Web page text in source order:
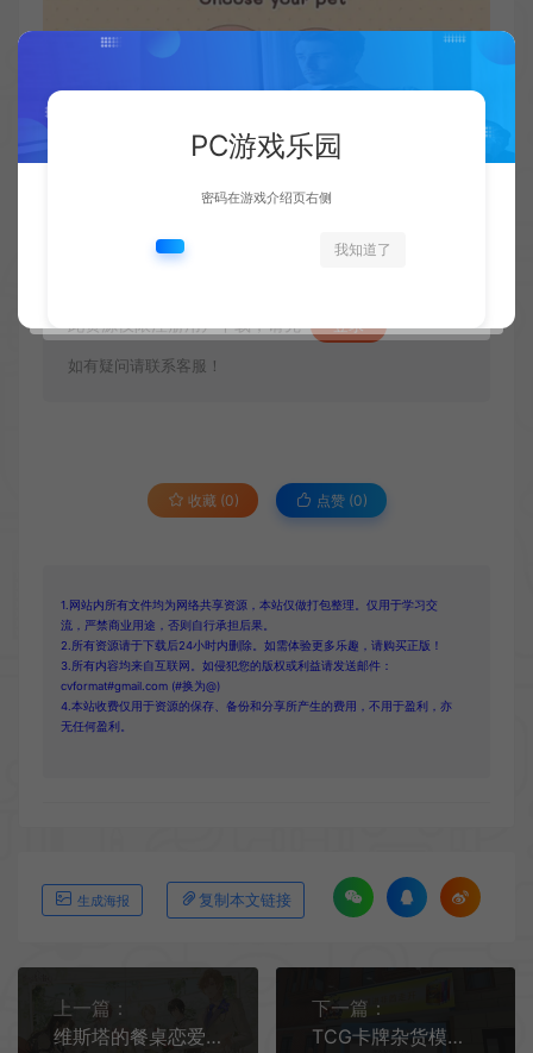
此资源仅限注册用户下载，请先 登录
如有疑问请联系客服！
收藏 (0) 点赞 (0)
1.网站内所有文件均为网络共享资源，本站仅做打包整理。仅用于学习交
流，严禁商业用途，否则自行承担后果。
2.所有资源请于下载后24小时内删除。如需体验更多乐趣，请购买正版！
3.所有内容均来自互联网。如侵犯您的版权或利益请发送邮件：
cvformat#gmail.com (#换为@)
4.本站收费仅用于资源的保存、备份和分享所产生的费用，不用于盈利，亦
无任何盈利。
生成海报 复制本文链接
上一篇：
维斯塔的餐桌恋爱养成手机游戏[Android][v0.9.161851]
下一篇：
TCG卡牌杂货模拟器手机游戏[Android][v0.1]
PC游戏乐园
密码在游戏介绍页右侧
我知道了